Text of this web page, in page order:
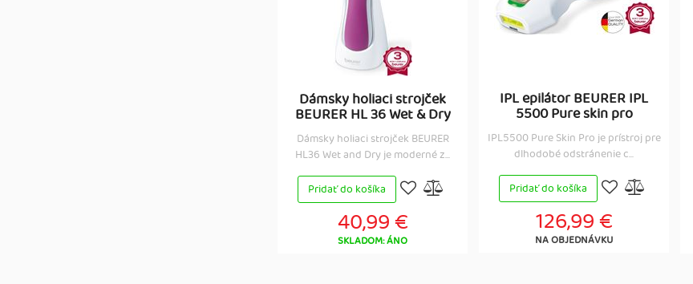
Dámsky holiaci strojček
BEURER HL 36 Wet & Dry
Dámsky holiaci strojček BEURER
HL36 Wet and Dry je moderné z...
Pridať do košíka
40,99 €
SKLADOM: ÁNO
IPL epilátor BEURER IPL
5500 Pure skin pro
IPL5500 Pure Skin Pro je prístroj pre
dlhodobé odstránenie c...
Pridať do košíka
126,99 €
NA OBJEDNÁVKU